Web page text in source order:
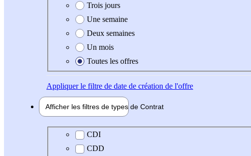
Trois jours
Une semaine
Deux semaines
Un mois
Toutes les offres
Appliquerle filtre de date de création de l'offre
Afficher les filtres de types de Contrat
Type de contrat
CDI
CDD